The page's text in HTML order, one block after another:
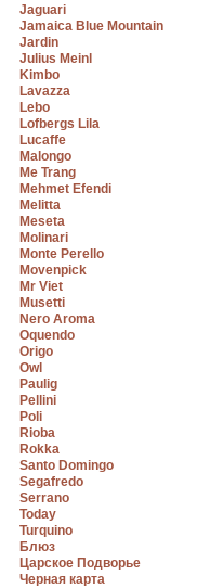
Jaguari
Jamaica Blue Mountain
Jardin
Julius Meinl
Kimbo
Lavazza
Lebo
Lofbergs Lila
Lucaffe
Malongo
Me Trang
Mehmet Efendi
Melitta
Meseta
Molinari
Monte Perello
Movenpick
Mr Viet
Musetti
Nero Aroma
Oquendo
Origo
Owl
Paulig
Pellini
Poli
Rioba
Rokka
Santo Domingo
Segafredo
Serrano
Today
Turquino
Блюз
Царское Подворье
Черная карта